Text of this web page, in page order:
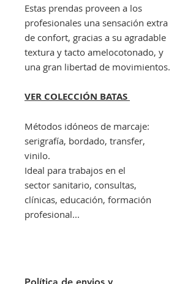
Estas prendas proveen a los
profesionales una sensación extra
de confort, gracias a su agradable
textura y tacto amelocotonado, y
una gran libertad de movimientos.
VER COLECCIÓN BATAS
Métodos idóneos de marcaje:
serigrafía, bordado, transfer,
vinilo.
Ideal para trabajos en el
sector sanitario, consultas,
clínicas, educación, formación
profesional...